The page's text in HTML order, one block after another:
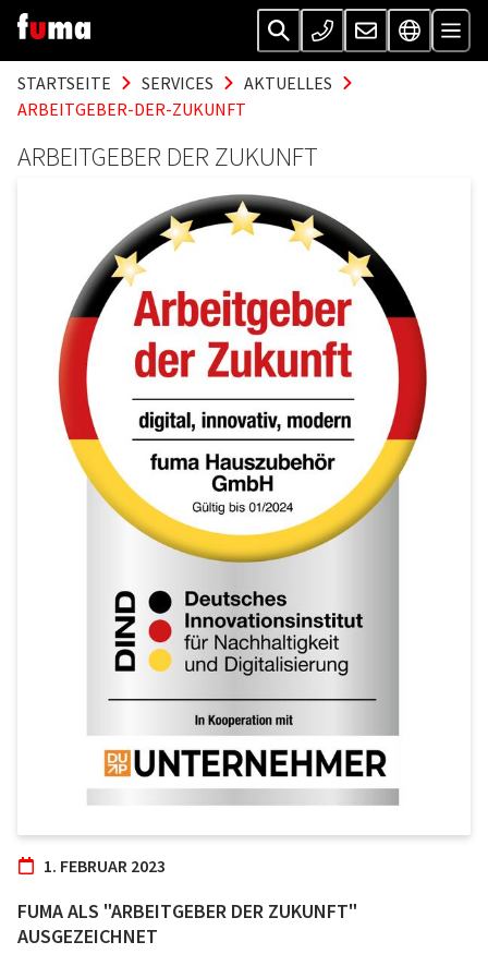
STARTSEITE SERVICES
AKTUELLES
ARBEITGEBER-DER-ZUKUNFT
ARBEITGEBER DER ZUKUNFT
1. FEBRUAR 2023
FUMA ALS "ARBEITGEBER DER ZUKUNFT"
AUSGEZEICHNET